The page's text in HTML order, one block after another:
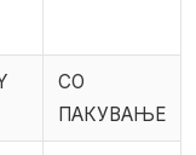
СО
ПАКУВАЊЕ